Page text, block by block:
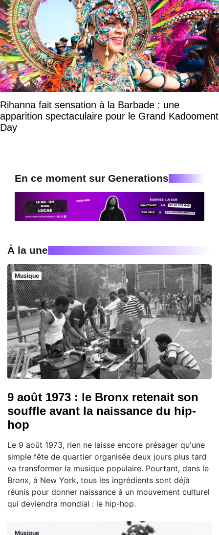
Rihanna fait sensation à la Barbade : une
apparition spectaculaire pour le Grand Kadooment
Day
En ce moment sur Generations
À la une
Musique
9 août 1973 : le Bronx retenait son
souffle avant la naissance du hip-
hop
Le 9 août 1973, rien ne laisse encore présager qu'une
simple fête de quartier organisée deux jours plus tard
va transformer la musique populaire. Pourtant, dans le
Bronx, à New York, tous les ingrédients sont déjà
réunis pour donner naissance à un mouvement culturel
qui deviendra mondial : le hip-hop.
Musique